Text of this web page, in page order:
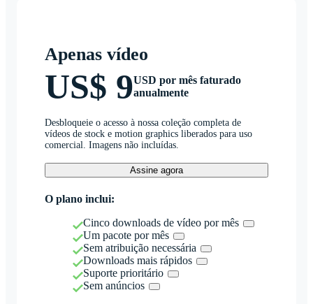
Apenas vídeo
US$ 9USD por mês faturado
anualmente
Desbloqueie o acesso à nossa coleção completa de
vídeos de stock e motion graphics liberados para uso
comercial. Imagens não incluídas.
Assine agora
O plano inclui:
Cinco downloads de vídeo por mês
Um pacote por mês
Sem atribuição necessária
Downloads mais rápidos
Suporte prioritário
Sem anúncios